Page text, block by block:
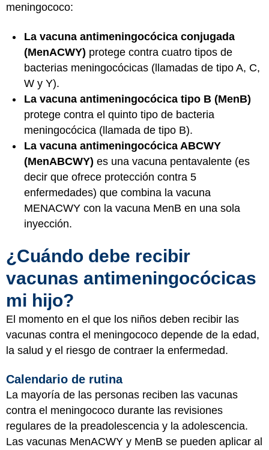
meningococo:
La vacuna antimeningocócica conjugada
(MenACWY) protege contra cuatro tipos de
bacterias meningocócicas (llamadas de tipo A, C,
W y Y).
La vacuna antimeningocócica tipo B (MenB)
protege contra el quinto tipo de bacteria
meningocócica (llamada de tipo B).
La vacuna antimeningocócica ABCWY
(MenABCWY) es una vacuna pentavalente (es
decir que ofrece protección contra 5
enfermedades) que combina la vacuna
MENACWY con la vacuna MenB en una sola
inyección.
¿Cuándo debe recibir
vacunas antimeningocócicas
mi hijo?
El momento en el que los niños deben recibir las
vacunas contra el meningococo depende de la edad,
la salud y el riesgo de contraer la enfermedad.
Calendario de rutina
La mayoría de las personas reciben las vacunas
contra el meningococo durante las revisiones
regulares de la preadolescencia y la adolescencia.
Las vacunas MenACWY y MenB se pueden aplicar al